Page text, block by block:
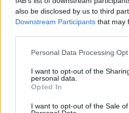
also be disclosed by us to third
Downstream Participants that may
Personal Data Processing
I want to opt-out of the
personal data.
Opted In
I want to opt-out of the Sale
ΣΧΕΤΙΚΑ ΑΡΘΡΑ